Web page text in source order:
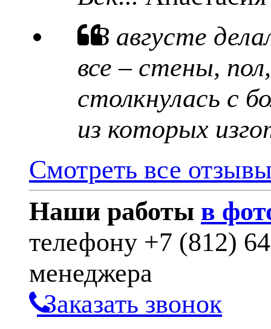
В августе
все – стены,
столкнулась с
из которых
Смотреть все
Наши работы в
телефону +7 (812)
менеджера
Заказать звонок